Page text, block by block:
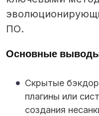
ПО.
Основные
Скрытые
плагины или
создания